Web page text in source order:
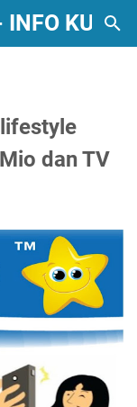
INFO KUIS
dan TV